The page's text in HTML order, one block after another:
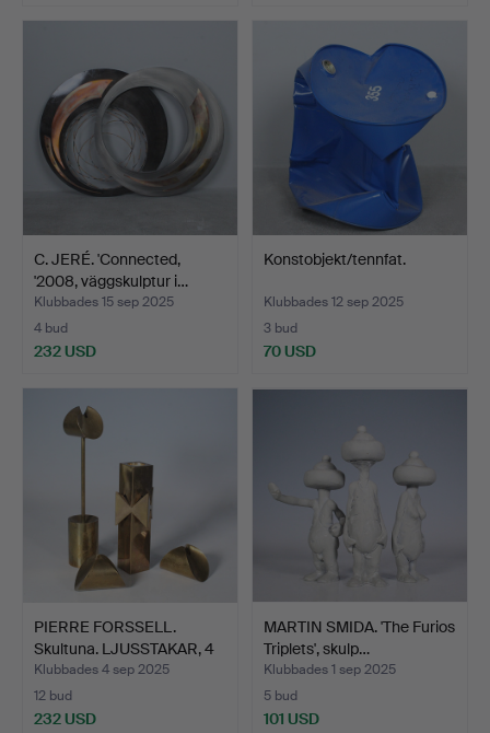
C. JERÉ. 'Connected,
'2008, väggskulptur i…
Klubbades 15 sep 2025
4 bud
232 USD
Konstobjekt/tennfat.
Klubbades 12 sep 2025
3 bud
70 USD
PIERRE FORSSELL.
Skultuna. LJUSSTAKAR, 4
s…
Klubbades 4 sep 2025
12 bud
232 USD
MARTIN SMIDA. 'The Furios
Triplets', skulp…
Klubbades 1 sep 2025
5 bud
101 USD